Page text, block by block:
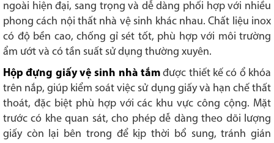
ngoài hiện đại, sang trọng và dễ dàng phối hợp với nhiều
phong cách nội thất nhà vệ sinh khác nhau. Chất liệu inox
có độ bền cao, chống gỉ sét tốt, phù hợp với môi trường
ẩm ướt và có tần suất sử dụng thường xuyên.
Hộp đựng giấy vệ sinh nhà tắm được thiết kế có ổ khóa
trên nắp, giúp kiểm soát việc sử dụng giấy và hạn chế thất
thoát, đặc biệt phù hợp với các khu vực công cộng. Mặt
trước có khe quan sát, cho phép dễ dàng theo dõi lượng
giấy còn lại bên trong để kịp thời bổ sung, tránh gián